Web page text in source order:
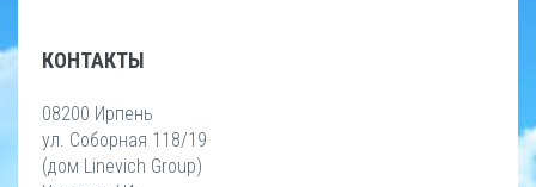
КОНТАКТЫ
08200 Ирпень
ул. Соборная 118/19
(дом Linevich Group)